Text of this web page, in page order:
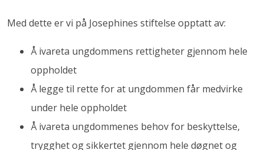
Med dette er vi på Josephines stiftelse opptatt av:
Å ivareta ungdommens rettigheter gjennom hele
oppholdet
Å legge til rette for at ungdommen får medvirke
under hele oppholdet
Å ivareta ungdommenes behov for beskyttelse,
trygghet og sikkertet gjennom hele døgnet og